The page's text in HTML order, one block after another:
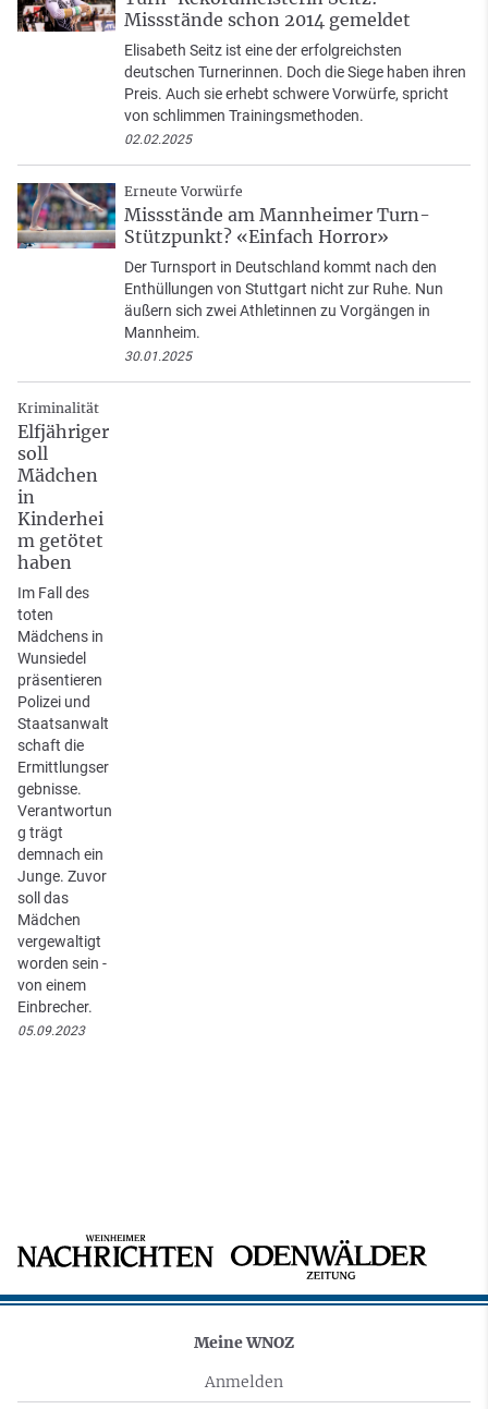
Missstände schon 2014 gemeldet
Elisabeth Seitz ist eine der erfolgreichsten
deutschen Turnerinnen. Doch die Siege haben ihren
Preis. Auch sie erhebt schwere Vorwürfe, spricht
von schlimmen Trainingsmethoden.
02.02.2025
Erneute Vorwürfe
Missstände am Mannheimer Turn-
Stützpunkt? «Einfach Horror»
Der Turnsport in Deutschland kommt nach den
Enthüllungen von Stuttgart nicht zur Ruhe. Nun
äußern sich zwei Athletinnen zu Vorgängen in
Mannheim.
30.01.2025
Kriminalität
Elfjähriger
soll
Mädchen
in
Kinderhei
m getötet
haben
Im Fall des
toten
Mädchens in
Wunsiedel
präsentieren
Polizei und
Staatsanwalt
schaft die
Ermittlungser
gebnisse.
Verantwortun
g trägt
demnach ein
Junge. Zuvor
soll das
Mädchen
vergewaltigt
worden sein -
von einem
Einbrecher.
05.09.2023
Meine WNOZ
Anmelden